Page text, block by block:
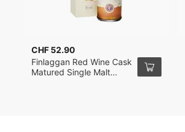
CHF 52.90
Finlaggan Red Wine Cask
Matured Single Malt